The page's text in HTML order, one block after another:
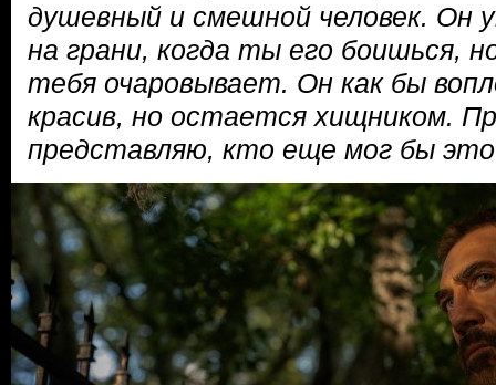
душевный и смешной человек. Он
на грани, когда ты его боишься,
тебя очаровывает. Он как бы
красив, но остается хищником.
представляю, кто еще мог бы